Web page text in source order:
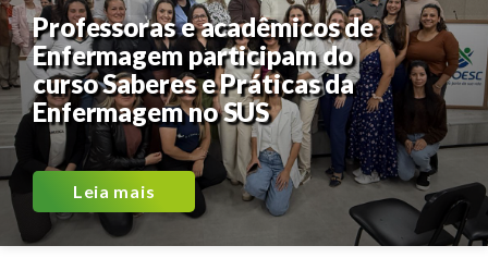
Professoras e acadêmicos de
Enfermagem participam do
curso Saberes e Práticas da
Enfermagem no SUS
Leia mais